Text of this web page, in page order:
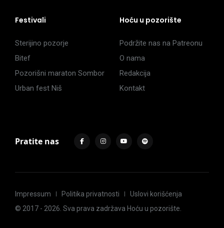
Festivali
Sterijino pozorje
Bitef
Pozorišni maraton Sombor
Urban fest Niš
Hoću u pozorište
Podržite nas na Patreonu
O nama
Redakcija
Kontakt
Pratite nas
Impressum Politika privatnosti
Uslovi korišćenja
© 2017 - 2026. Sva prava zadržava Hoću u pozorište.